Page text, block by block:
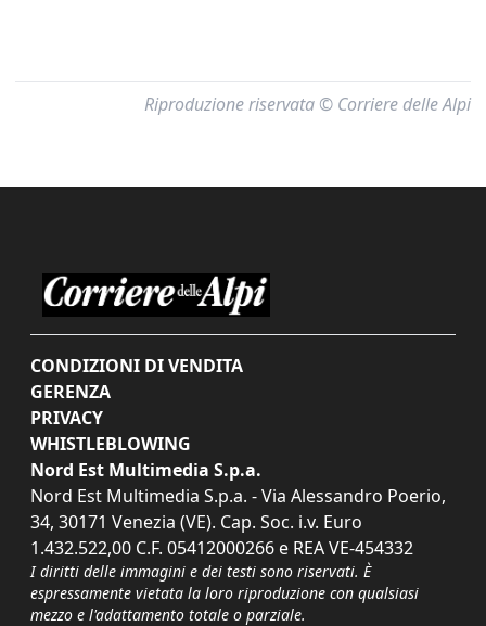
Riproduzione riservata © Corriere delle Alpi
CONDIZIONI DI VENDITA
GERENZA
PRIVACY
WHISTLEBLOWING
Nord Est Multimedia S.p.a.
Nord Est Multimedia S.p.a. - Via Alessandro Poerio,
34, 30171 Venezia (VE). Cap. Soc. i.v. Euro
1.432.522,00 C.F. 05412000266 e REA VE-454332
I diritti delle immagini e dei testi sono riservati. È
espressamente vietata la loro riproduzione con qualsiasi
mezzo e l'adattamento totale o parziale.